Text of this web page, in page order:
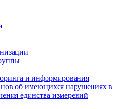
и информирования
об имеющихся нарушениях в
единства измерений